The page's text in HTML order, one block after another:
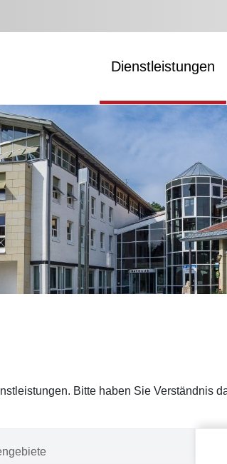
Dienstleistungen
Bitte haben Sie Verständnis